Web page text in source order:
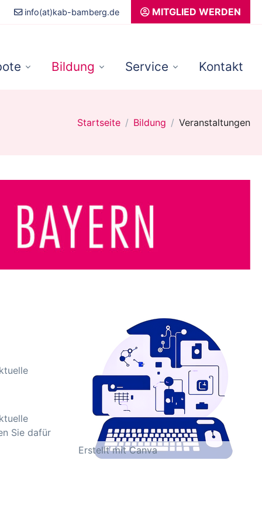
info(at)kab-bamberg.de MITGLIED WERDEN
Bildung Service Kontakt
Startseite Bildung Veranstaltungen
Erstellt mit Canva
Sie dafür